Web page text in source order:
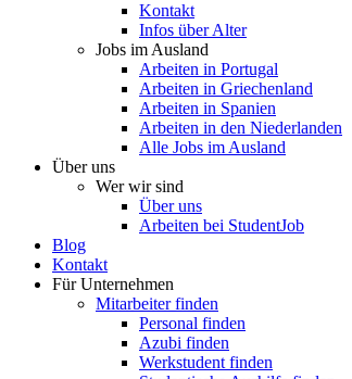
Kontakt
Infos über Alter
Jobs im Ausland
Arbeiten in Portugal
Arbeiten in Griechenland
Arbeiten in Spanien
Arbeiten in den Niederlanden
Alle Jobs im Ausland
Über uns
Wer wir sind
Über uns
Arbeiten bei StudentJob
Blog
Kontakt
Für Unternehmen
Mitarbeiter finden
Personal finden
Azubi finden
Werkstudent finden